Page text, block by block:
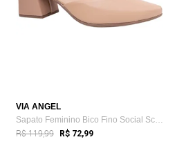
VIA ANGEL
Sapato Feminino Bico Fino Social Scarpin...
R$ 119,99 R$ 72,99